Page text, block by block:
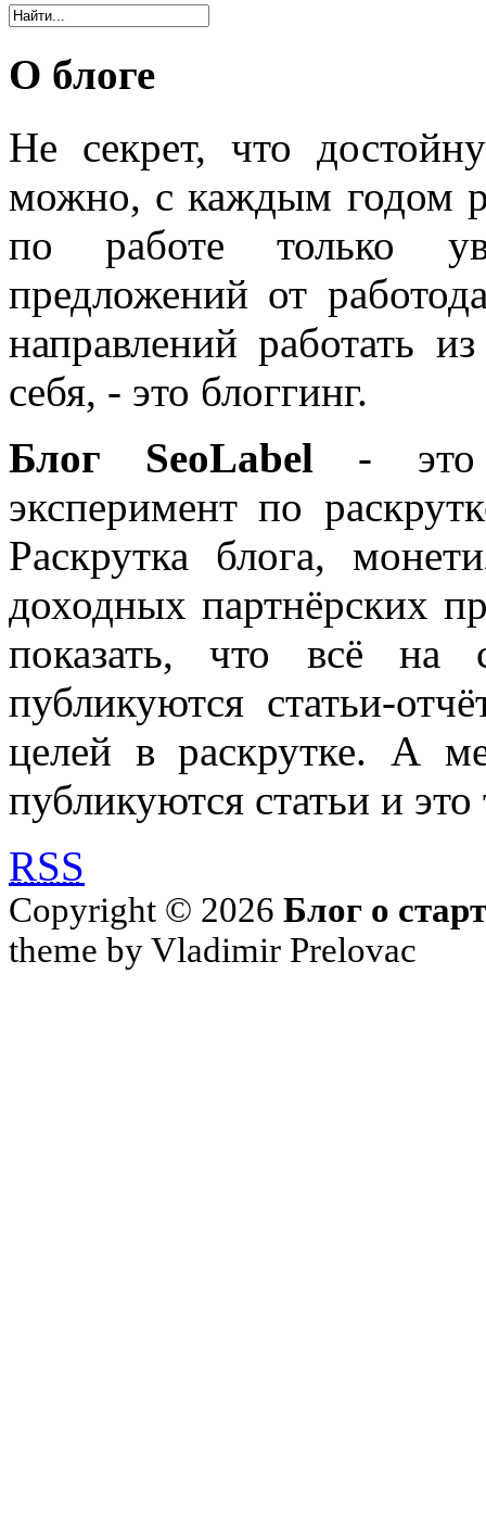
О блоге
Не секрет, что
можно, с каждым годом
по работе только
предложений от
направлений работать
себя, - это блоггинг.
Блог SeoLabel - это
эксперимент по
Раскрутка блога,
доходных партнёрских
показать, что всё на
публикуются статьи-
целей в раскрутке. А
публикуются статьи и
RSS
Copyright © 2026 Блог о
theme by Vladimir Prelovac